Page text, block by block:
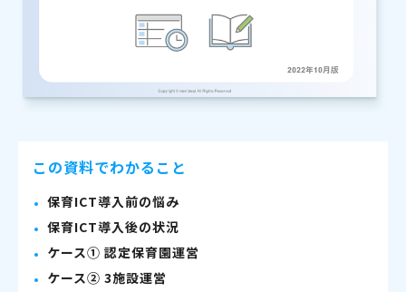
この資料でわかること
保育ICT導入前の悩み
保育ICT導入後の状況
ケース① 認定保育園運営
ケース② 3施設運営